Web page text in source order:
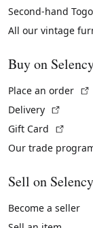
Second-hand
All our vintage
Buy on
Place an order
Delivery
Gift Card
Our trade
Sell on Selency
Become a seller